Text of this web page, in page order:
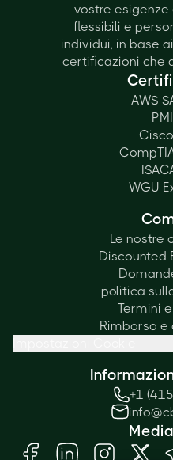
vostre
flessibili e
individui, in base
certificazioni che
AWS
WGU
Le nostre
Discounted
politica
Termini
Rimborso e
+1